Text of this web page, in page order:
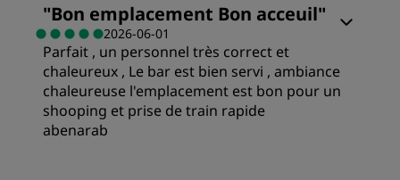
"Bon emplacement Bon acceuil"
2026-06-01
Parfait , un personnel très correct et
chaleureux , Le bar est bien servi , ambiance
chaleureuse l'emplacement est bon pour un
shooping et prise de train rapide
abenarab